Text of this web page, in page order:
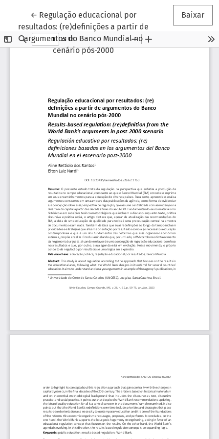
← Voltar aos Detalhes do Artigo
Regulação educacional por
resultados: (re)definições a partir de
argumentos do Banco Mundial no
cenário pós-2000
Baixar